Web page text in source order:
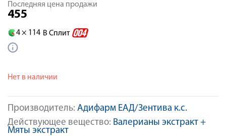
Производитель: Адифарм ЕАД/Зентива к.с.
Действующее вещество: Валерианы экстракт +
Мяты экстракт
Последняя цена продажи
455
4 × 114 В Сплит
Нет в наличии